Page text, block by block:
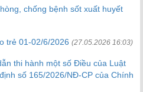
chống bệnh sốt xuất huyết
trẻ 01-02/6/2026 (27.05.2026 16:03)
thi hành một số Điều của Luật
số 165/2026/NĐ-CP của Chính